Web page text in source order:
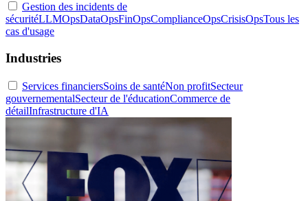
Gestion des incidents de
sécuritéLLMOpsDataOpsFinOpsComplianceOpsCrisisOpsTous les
cas d'usage
Industries
Services financiersSoins de santéNon profitSecteur
gouvernementalSecteur de l'éducationCommerce de
détailInfrastructure d'IA